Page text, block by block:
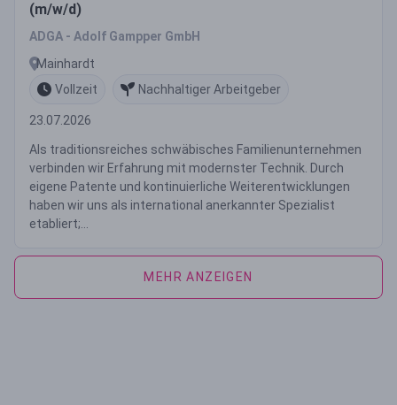
(m/w/d)
ADGA - Adolf Gampper GmbH
Mainhardt
Vollzeit
Nachhaltiger Arbeitgeber
23.07.2026
Als traditionsreiches schwäbisches Familienunternehmen
verbinden wir Erfahrung mit modernster Technik. Durch
eigene Patente und kontinuierliche Weiterentwicklungen
haben wir uns als international anerkannter Spezialist
etabliert;...
MEHR ANZEIGEN